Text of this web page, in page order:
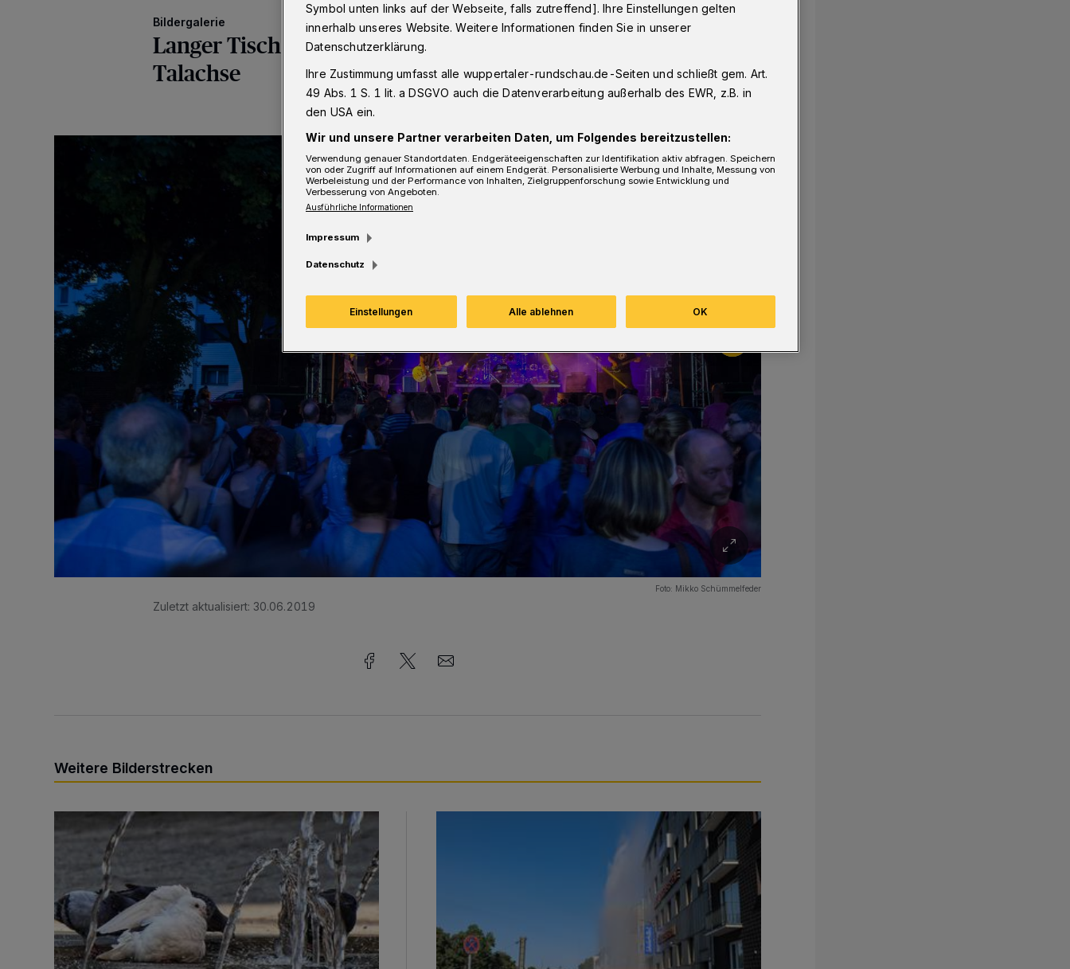
Bildergalerie
Langer Tisch 2019: Eine große Sause auf der
Talachse
Foto: Mikko Schümmelfeder
Zuletzt aktualisiert: 30.06.2019
Weitere Bilderstrecken
Sommer in der Elberfelder City
Symbol unten links auf der Webseite, falls zutreffend]. Ihre Einstellungen gelten
innerhalb unseres Website. Weitere Informationen finden Sie in unserer
Datenschutzerklärung.
Ihre Zustimmung umfasst alle wuppertaler-rundschau.de-Seiten und schließt gem. Art.
49 Abs. 1 S. 1 lit. a DSGVO auch die Datenverarbeitung außerhalb des EWR, z.B. in
den USA ein.
Wir und unsere Partner verarbeiten Daten, um Folgendes bereitzustellen:
Verwendung genauer Standortdaten. Endgeräteeigenschaften zur Identifikation aktiv abfragen. Speichern
von oder Zugriff auf Informationen auf einem Endgerät. Personalisierte Werbung und Inhalte, Messung von
Werbeleistung und der Performance von Inhalten, Zielgruppenforschung sowie Entwicklung und
Verbesserung von Angeboten.
Ausführliche Informationen
Impressum
Datenschutz
Einstellungen Alle ablehnen OK